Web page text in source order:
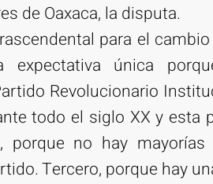
de Oaxaca, la disputa.
para el
expectativa única
Revolucionario
todo el siglo XX y esta
porque no hay
Tercero, porque hay